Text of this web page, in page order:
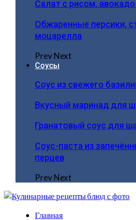
Салат с рисом,
Обжаренные персики,
моцарелла
PrevNext
Соусы
Соус из свежего
Вкусный маринад для
Гранатовый соус для
Соус-паста из
перцев
PrevNext
Главная